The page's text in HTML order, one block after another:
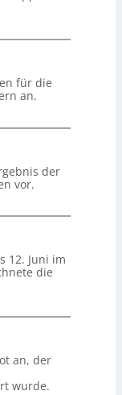
für die
an.
der
vor.
12. Juni im
die
an, der
wurde.